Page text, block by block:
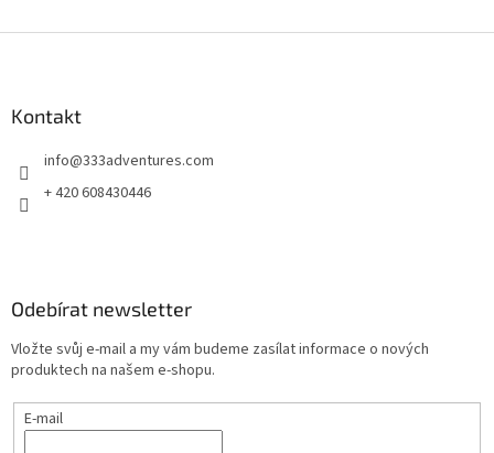
Kontakt
info@333adventures.com
+ 420 608430446
Odebírat newsletter
Vložte svůj e-mail a my vám budeme zasílat informace o nových
produktech na našem e-shopu.
E-mail